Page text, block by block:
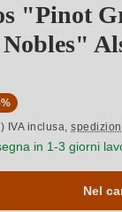
"Pinot
IVA inclusa,
in 1-3 giorni
Nel